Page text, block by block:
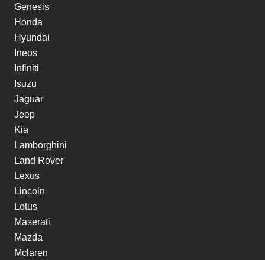
Genesis
Honda
Hyundai
Ineos
Infiniti
Isuzu
Jaguar
Jeep
Kia
Lamborghini
Land Rover
Lexus
Lincoln
Lotus
Maserati
Mazda
Mclaren